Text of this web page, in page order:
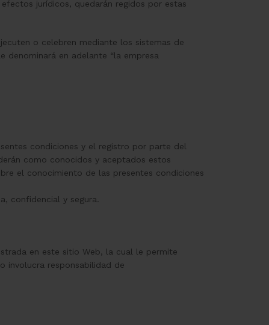
jurídicos, quedarán regidos por estas
o celebren mediante los sistemas de
en adelante “la empresa
condiciones y el registro por parte del
como conocidos y aceptados estos
el conocimiento de las presentes condiciones
confidencial y segura.
en este sitio Web, la cual le permite
involucra responsabilidad de